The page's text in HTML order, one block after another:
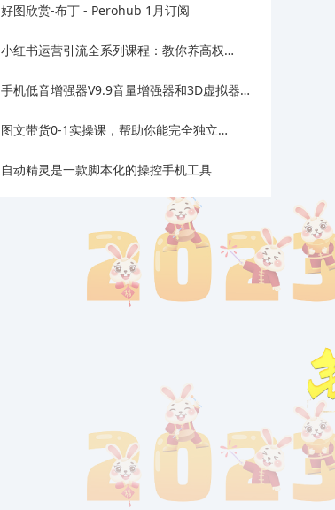
好图欣赏-布丁 - Perohub 1月订阅
小红书运营引流全系列课程：教你养高权重新号，实操每天引流100精准粉
手机低音增强器V9.9音量增强器和3D虚拟器效果
图文带货0-1实操课，帮助你能完全独立实操运营抖音图文带货账号
自动精灵是一款脚本化的操控手机工具